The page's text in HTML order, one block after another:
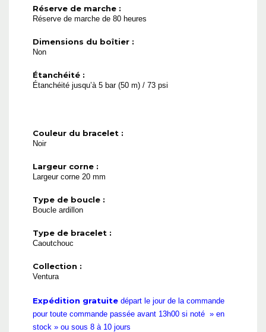
Réserve de marche :
Réserve de marche de 80 heures
Dimensions du boîtier :
Non
Étanchéité :
Étanchéité jusqu’à 5 bar (50 m) / 73 psi
Couleur du bracelet :
Noir
Largeur corne :
Largeur corne 20 mm
Type de boucle :
Boucle ardillon
Type de bracelet :
Caoutchouc
Collection :
Ventura
Expédition gratuite départ le jour de la commande
pour toute commande passée avant 13h00 si noté » en
stock » ou sous 8 à 10 jours